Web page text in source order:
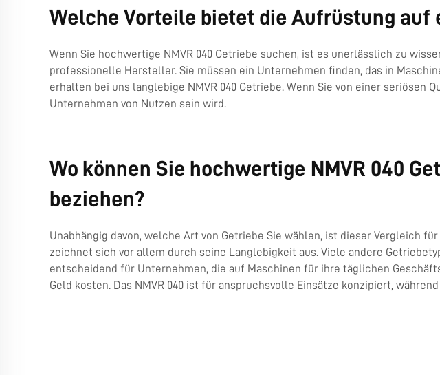
Welche Vorteile bietet die Aufrüstung auf
Wenn Sie hochwertige NMVR 040 Getriebe suchen, ist es unerlässlich zu
professionelle Hersteller. Sie müssen ein Unternehmen finden, das in
erhalten bei uns langlebige NMVR 040 Getriebe. Wenn Sie von einer seriösen
Unternehmen von Nutzen sein wird.
Wo können Sie hochwertige NMVR 040
beziehen?
Unabhängig davon, welche Art von Getriebe Sie wählen, ist dieser Vergleich
zeichnet sich vor allem durch seine Langlebigkeit aus. Viele andere
entscheidend für Unternehmen, die auf Maschinen für ihre täglichen
Geld kosten. Das NMVR 040 ist für anspruchsvolle Einsätze konzipiert,